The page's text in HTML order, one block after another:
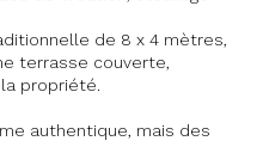
de 8 x 4 mètres,
terrasse couverte,
propriété.
authentique, mais des